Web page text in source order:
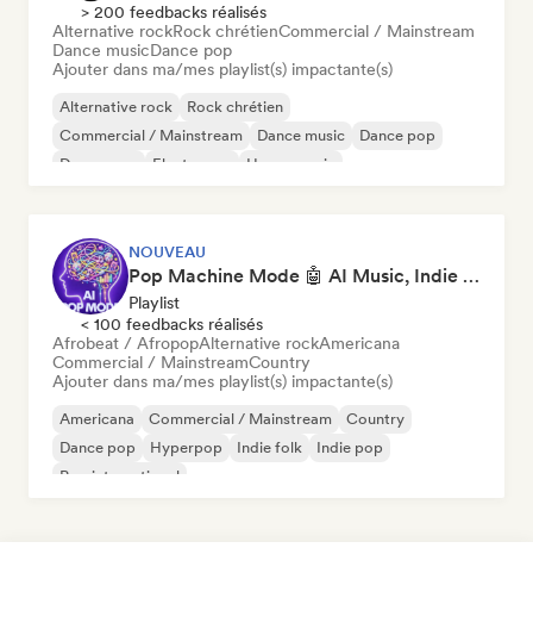
> 200 feedbacks réalisés
Alternative rockRock chrétienCommercial / Mainstream
Dance musicDance pop
Ajouter dans ma/mes playlist(s) impactante(s)
Alternative rock
Rock chrétien
Commercial / Mainstream
Dance music
Dance pop
Dream pop
Electropop House music
NOUVEAU
Pop Machine Mode 🤖 AI Music, Indie Pop & Dream Pop
Playlist
< 100 feedbacks réalisés
Afrobeat / AfropopAlternative rockAmericana
Commercial / MainstreamCountry
Ajouter dans ma/mes playlist(s) impactante(s)
Americana Commercial / Mainstream
Country
Dance pop
Hyperpop Indie folk
Indie pop
Pop international